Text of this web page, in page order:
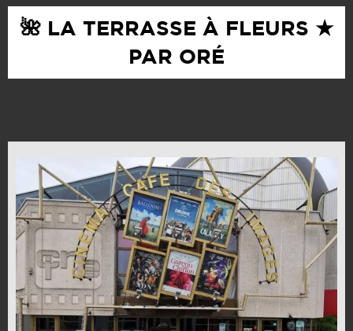
🌺 LA TERRASSE À FLEURS ★
PAR ORÉ